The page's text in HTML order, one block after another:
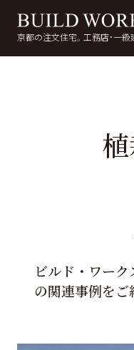
京都の注文住宅。工務店・一
ビルド・ワー
の関連事例をご